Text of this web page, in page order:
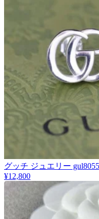
グッチ ジュエリー
¥12,800